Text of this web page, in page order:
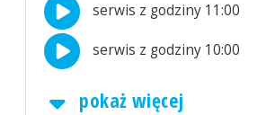
serwis z godziny 11:00
serwis z godziny 10:00
pokaż więcej